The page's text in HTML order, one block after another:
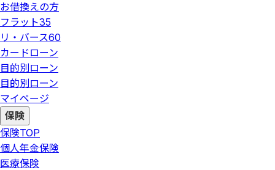
お借換えの方
フラット35
リ・バース60
カードローン
目的別ローン
目的別ローン
マイページ
保険
保険TOP
個人年金保険
医療保険